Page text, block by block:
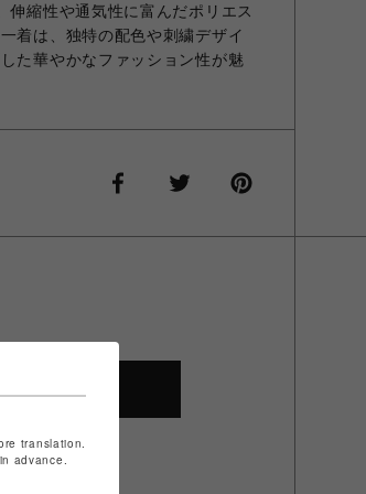
縮性や通気性に富んだポリエス
着は、独特の配色や刺繍デザイ
た華やかなファッション性が魅
translation.
advance.